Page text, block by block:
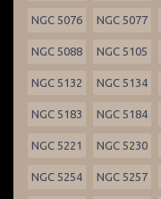
NGC 5076 NGC 5077
NGC 5088 NGC 5105
NGC 5132 NGC 5134
NGC 5183 NGC 5184
NGC 5221 NGC 5230
NGC 5254 NGC 5257